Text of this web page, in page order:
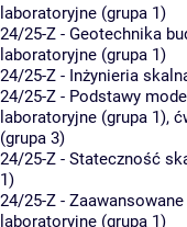
laboratoryjne (grupa 1)
24/25-Z - Geotechnika
laboratoryjne (grupa 1)
24/25-Z - Inżynieria
24/25-Z - Podstawy
laboratoryjne (grupa 1),
(grupa 3)
24/25-Z - Stateczność
1)
24/25-Z -
laboratoryjne (grupa 1)